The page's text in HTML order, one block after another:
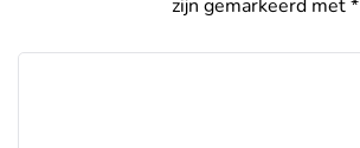
zijn gemarkeerd met*